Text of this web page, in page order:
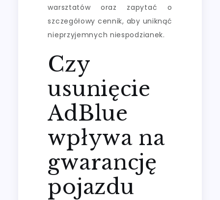
warsztatów oraz zapytać o
szczegółowy cennik, aby uniknąć
nieprzyjemnych niespodzianek.
Czy
usunięcie
AdBlue
wpływa na
gwarancję
pojazdu